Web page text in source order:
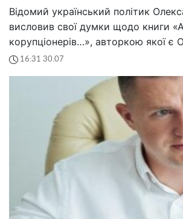
Відомий український політик
висловив свої думки щодо книги
корупціонерів…», авторкою якої є
16:31 30.07